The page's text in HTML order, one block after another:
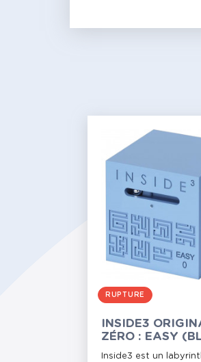
RUPTURE
INSIDE3
ZÉRO : EASY
Inside3 est un